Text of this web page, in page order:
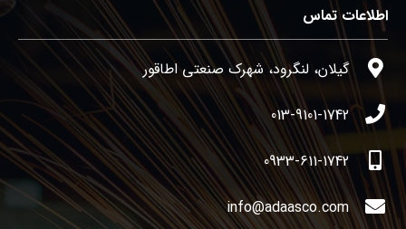
اطلاعات تماس
گیلان، لنگرود، شهرک صنعتی اطاقور
013-9101-1742
0933-611-1742
info@adaasco.com